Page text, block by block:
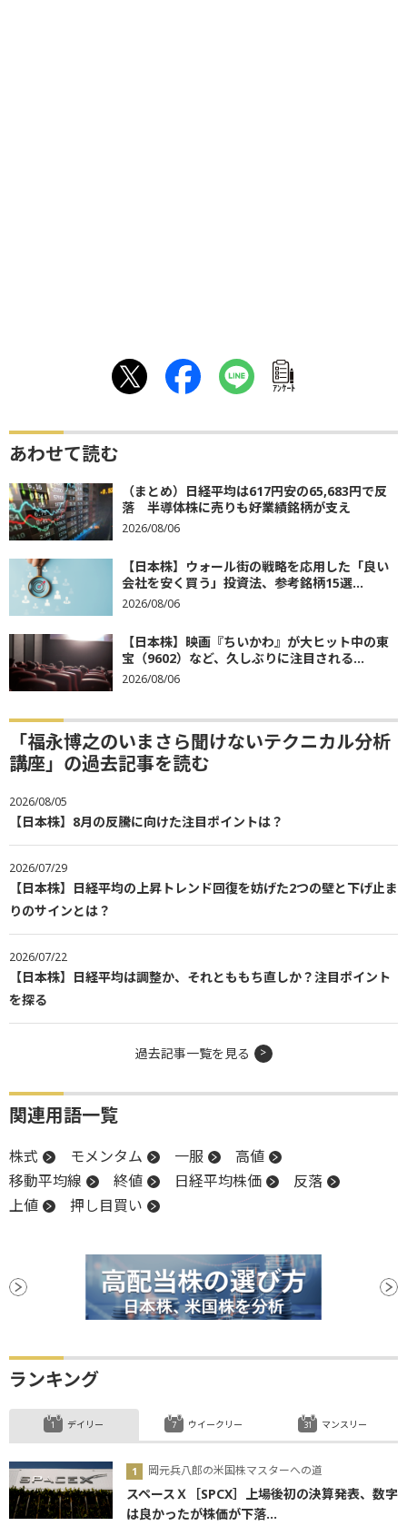
ｱﾝｹｰﾄ
あわせて読む
（まとめ）日経平均は617円安の65,683円で反
落 半導体株に売りも好業績銘柄が支え
2026/08/06
【日本株】ウォール街の戦略を応用した「良い
会社を安く買う」投資法、参考銘柄15選...
2026/08/06
【日本株】映画『ちいかわ』が大ヒット中の東
宝（9602）など、久しぶりに注目される...
2026/08/06
「福永博之のいまさら聞けないテクニカル分析
講座」の過去記事を読む
2026/08/05
【日本株】8月の反騰に向けた注目ポイントは？
2026/07/29
【日本株】日経平均の上昇トレンド回復を妨げた2つの壁と下げ止ま
りのサインとは？
2026/07/22
【日本株】日経平均は調整か、それとももち直しか？注目ポイント
を探る
過去記事一覧を見る
関連用語一覧
株式 モメンタム 一服
高値
移動平均線
終値 日経平均株価
反落
上値
押し目買い
ランキング
デイリー
岡元兵八郎の米国株マスターへの道
スペースＸ［SPCX］上場後初の決算発表、数字
は良かったが株価が下落...
ウイークリー マンスリー